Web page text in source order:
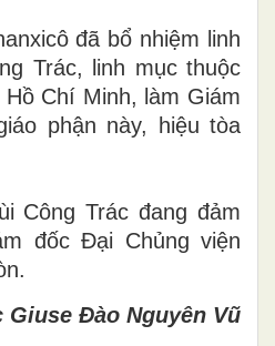
đã bổ nhiệm linh
Trác, linh mục thuộc
Chí Minh, làm Giám
phận này, hiệu tòa
Công Trác đang đảm
đốc Đại Chủng viện
.
Giuse Đào Nguyên Vũ